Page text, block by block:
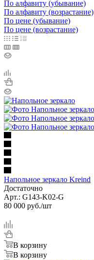
По алфавиту (убывание)
По алфавиту (возрастание)
По цене (убывание)
По цене (возрастание)
Напольное зеркало Kreind
Достаточно
Арт.: G143-K02-G
80 000 руб./шт
В корзину
В корзину